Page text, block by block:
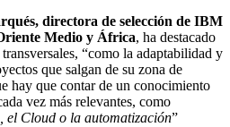
directora de selección de IBM
Medio y África, ha destacado
“como la adaptabilidad y
que salgan de su zona de
hay que contar de un conocimiento
vez más relevantes, como
el Cloud o la automatización”